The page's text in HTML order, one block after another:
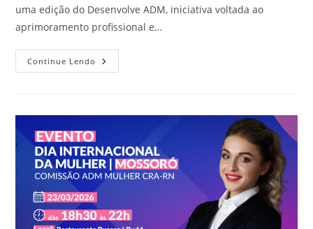
uma edição do Desenvolve ADM, iniciativa voltada ao
aprimoramento profissional e…
Continue Lendo Desenvolve
ADM
Inteligentes
Nas
Organizações